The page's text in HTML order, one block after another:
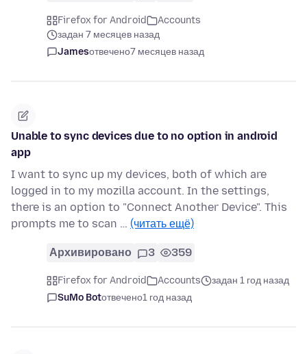
Firefox for Android
Accounts
задан 7 месяцев назад
Jamesотвечено7 месяцев назад
Unable to sync devices due to no option in android
app
I want to sync up my devices, both of which are
logged in to my mozilla account. In the settings,
there is an option to "Connect Another Device". This
prompts me to scan … (читать ещё)
Архивировано 3 359
Firefox for Android Accounts
задан 1 год назад
SuMo Botотвечено1 год назад